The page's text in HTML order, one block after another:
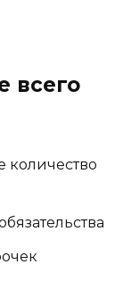
всего
количество